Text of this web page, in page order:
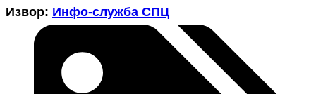
Извор: Инфо-служба СПЦ